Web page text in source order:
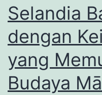
Selandia
dengan
yang
Budaya